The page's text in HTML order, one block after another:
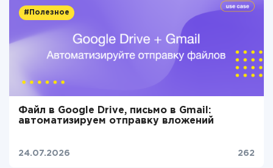
#Полезное
Файл в Google Drive, письмо в Gmail:
автоматизируем отправку вложений
24.07.2026 262